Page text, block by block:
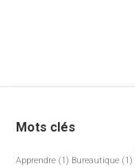
Mots clés
Apprendre (1) Bureautique (1)